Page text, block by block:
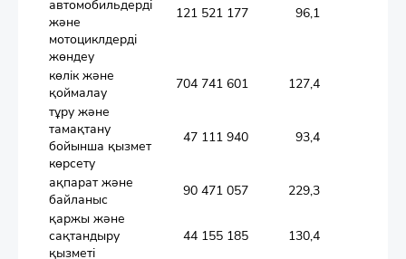
автомобильдерді
және
мотоциклдерді
жөндеу
121 521 177 96,1
көлік және
қоймалау
704 741 601
127,4
тұру және
тамақтану
бойынша қызмет
көрсету
47 111 940 93,4
ақпарат және
байланыс
90 471 057
229,3
қаржы және
сақтандыру
қызметі
44 155 185 130,4